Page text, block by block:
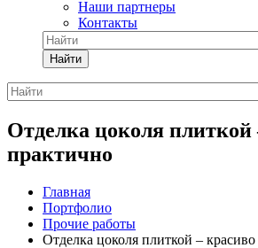
Наши партнеры
Контакты
Найти
Отделка цоколя плиткой
практично
Главная
Портфолио
Прочие работы
Отделка цоколя плиткой –